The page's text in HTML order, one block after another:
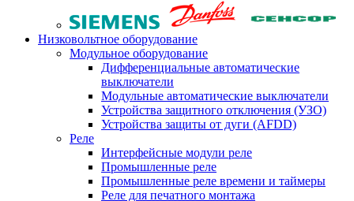
Низковольтное оборудование
Модульное оборудование
Дифференциальные автоматические
выключатели
Модульные автоматические выключатели
Устройства защитного отключения (УЗО)
Устройства защиты от дуги (AFDD)
Реле
Интерфейсные модули реле
Промышленные реле
Промышленные реле времени и таймеры
Реле для печатного монтажа